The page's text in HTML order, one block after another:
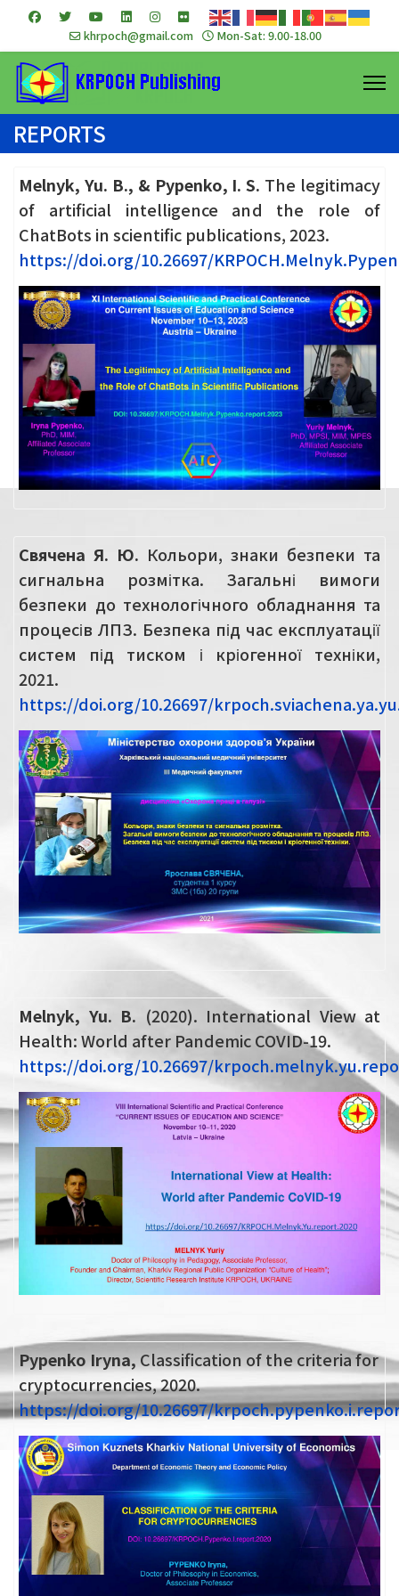
khrpoch@gmail.com Mon-Sat: 9.00-18.00
REPORTS
Melnyk, Yu. B., & Pypenko, I. S. The legitimacy
of artificial intelligence and the role of
ChatBots in scientific publications, 2023.
https://doi.org/10.26697/
Свячена Я. Ю. Кольори, знаки безпеки та
сигнальна розмітка. Загальні вимоги
безпеки до технологічного обладнання та
процесів ЛПЗ. Безпека під час експлуатації
систем під тиском і кріогенної техніки,
2021.
https://doi.org/10.26697/
Melnyk, Yu. B. (2020). International View at
Health: World after Pandemic COVID-19.
https://doi.org/10.26697/
Pypenko Iryna,Classification of the criteria for
cryptocurrencies, 2020.
https://doi.org/10.26697/